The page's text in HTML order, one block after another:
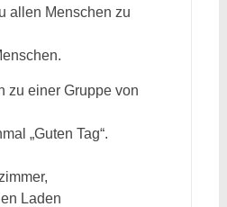
allen Menschen zu
zu einer Gruppe von
„Guten Tag“.
Laden